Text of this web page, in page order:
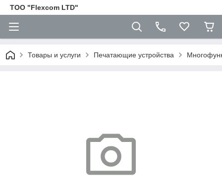
ТОО "Flexcom LTD"
Товары и услуги Печатающие устройства